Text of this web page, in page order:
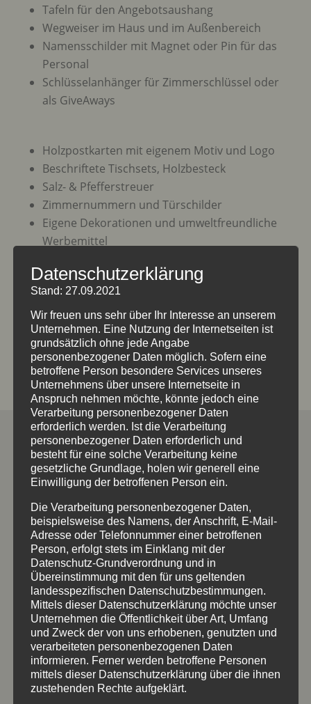
Tafeln für den Angebotsaushang
Wegweiser im Haus und im Außenbereich
Namensschilder mit Magnet oder Pin für das
Personal
Schlüsselanhänger für Zimmerschlüssel oder
als GiveAways
Holzpostkarten mit eigenem Motiv und Logo
Beschriftete Tischsets, Holzbesteck
Salz- & Pfefferstreuer
Zimmernummern und Türschilder
Eigene Dekorationen und umweltfreundliche
Werbemittel
Werbeschilder für den Außenbereich, auch
mit Brauerei-Logo
Speisekartenkästen
Servierbretter und Brotzeitbretter
Gastroartikel Galerie
Klicken Sie bitte auf Bild, dann gelangen Sie zu
unserer Galerien von Gastroartikeln die bereits
von Allgäuer Holzschilder erstellt
wurden. Gerne erstellen wir Ihnen ein
persönliches Angebot zu unseren individuellen
Werbeartikeln und Werbemitteln oder beraten
Sie auch bei der Konzeption der Artikel oder
welche Werbemittel z.B. zu Ihrer Firma / Ihrem
Unternehmen passen könnten…
Datenschutzerklärung
Stand: 27.09.2021
Wir freuen uns sehr über Ihr Interesse an unserem
Unternehmen. Eine Nutzung der Internetseiten ist
grundsätzlich ohne jede Angabe
personenbezogener Daten möglich. Sofern eine
betroffene Person besondere Services unseres
Unternehmens über unsere Internetseite in
Anspruch nehmen möchte, könnte jedoch eine
Verarbeitung personenbezogener Daten
erforderlich werden. Ist die Verarbeitung
personenbezogener Daten erforderlich und
besteht für eine solche Verarbeitung keine
gesetzliche Grundlage, holen wir generell eine
Einwilligung der betroffenen Person ein.
Die Verarbeitung personenbezogener Daten,
beispielsweise des Namens, der Anschrift, E-Mail-
Adresse oder Telefonnummer einer betroffenen
Person, erfolgt stets im Einklang mit der
Datenschutz-Grundverordnung und in
Übereinstimmung mit den für uns geltenden
landesspezifischen Datenschutzbestimmungen.
Mittels dieser Datenschutzerklärung möchte unser
Unternehmen die Öffentlichkeit über Art, Umfang
und Zweck der von uns erhobenen, genutzten und
verarbeiteten personenbezogenen Daten
informieren. Ferner werden betroffene Personen
mittels dieser Datenschutzerklärung über die ihnen
zustehenden Rechte aufgeklärt.